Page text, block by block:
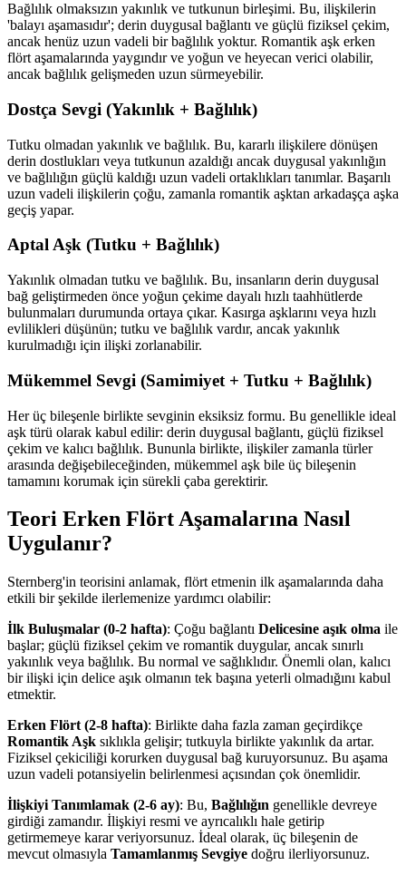
Bağlılık olmaksızın yakınlık ve tutkunun birleşimi. Bu, ilişkilerin
'balayı aşamasıdır'; derin duygusal bağlantı ve güçlü fiziksel çekim,
ancak henüz uzun vadeli bir bağlılık yoktur. Romantik aşk erken
flört aşamalarında yaygındır ve yoğun ve heyecan verici olabilir,
ancak bağlılık gelişmeden uzun sürmeyebilir.
Dostça Sevgi (Yakınlık + Bağlılık)
Tutku olmadan yakınlık ve bağlılık. Bu, kararlı ilişkilere dönüşen
derin dostlukları veya tutkunun azaldığı ancak duygusal yakınlığın
ve bağlılığın güçlü kaldığı uzun vadeli ortaklıkları tanımlar. Başarılı
uzun vadeli ilişkilerin çoğu, zamanla romantik aşktan arkadaşça aşka
geçiş yapar.
Aptal Aşk (Tutku + Bağlılık)
Yakınlık olmadan tutku ve bağlılık. Bu, insanların derin duygusal
bağ geliştirmeden önce yoğun çekime dayalı hızlı taahhütlerde
bulunmaları durumunda ortaya çıkar. Kasırga aşklarını veya hızlı
evlilikleri düşünün; tutku ve bağlılık vardır, ancak yakınlık
kurulmadığı için ilişki zorlanabilir.
Mükemmel Sevgi (Samimiyet + Tutku + Bağlılık)
Her üç bileşenle birlikte sevginin eksiksiz formu. Bu genellikle ideal
aşk türü olarak kabul edilir: derin duygusal bağlantı, güçlü fiziksel
çekim ve kalıcı bağlılık. Bununla birlikte, ilişkiler zamanla türler
arasında değişebileceğinden, mükemmel aşk bile üç bileşenin
tamamını korumak için sürekli çaba gerektirir.
Teori Erken Flört Aşamalarına Nasıl
Uygulanır?
Sternberg'in teorisini anlamak, flört etmenin ilk aşamalarında daha
etkili bir şekilde ilerlemenize yardımcı olabilir:
İlk Buluşmalar (0-2 hafta): Çoğu bağlantı Delicesine aşık olma ile
başlar; güçlü fiziksel çekim ve romantik duygular, ancak sınırlı
yakınlık veya bağlılık. Bu normal ve sağlıklıdır. Önemli olan, kalıcı
bir ilişki için delice aşık olmanın tek başına yeterli olmadığını kabul
etmektir.
Erken Flört (2-8 hafta): Birlikte daha fazla zaman geçirdikçe
Romantik Aşk sıklıkla gelişir; tutkuyla birlikte yakınlık da artar.
Fiziksel çekiciliği korurken duygusal bağ kuruyorsunuz. Bu aşama
uzun vadeli potansiyelin belirlenmesi açısından çok önemlidir.
İlişkiyi Tanımlamak (2-6 ay): Bu, Bağlılığın genellikle devreye
girdiği zamandır. İlişkiyi resmi ve ayrıcalıklı hale getirip
getirmemeye karar veriyorsunuz. İdeal olarak, üç bileşenin de
mevcut olmasıyla Tamamlanmış Sevgiye doğru ilerliyorsunuz.